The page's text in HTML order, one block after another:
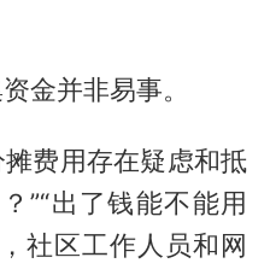
金并非易事。
费用存在疑虑和抵
”“出了钱能不能用
社区工作人员和网